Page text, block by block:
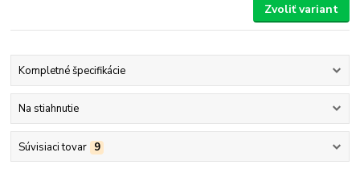
Zvoliť variant
Kompletné špecifikácie
Na stiahnutie
Súvisiaci tovar 9